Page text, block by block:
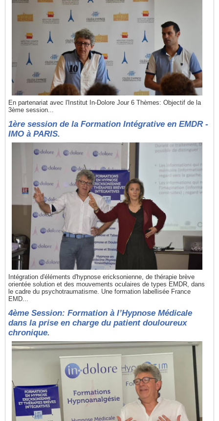
En partenariat avec l'Institut In-Dolore Jour 6 Thèmes: Objectif de la
3ème session...
1ère session de la Formation Intégrative en EMDR -
IMO à PARIS.
Intégration d'éléments d'hypnose ericksonienne, de thérapie brève
orientée solution et des mouvements oculaires de types EMDR, dans
le cadre du psychotraumatisme. Une formation labellisée France
EMD...
4ème Session: Formation à l’Hypnose Médicale
dans la prise en charge du patient douloureux
chronique.